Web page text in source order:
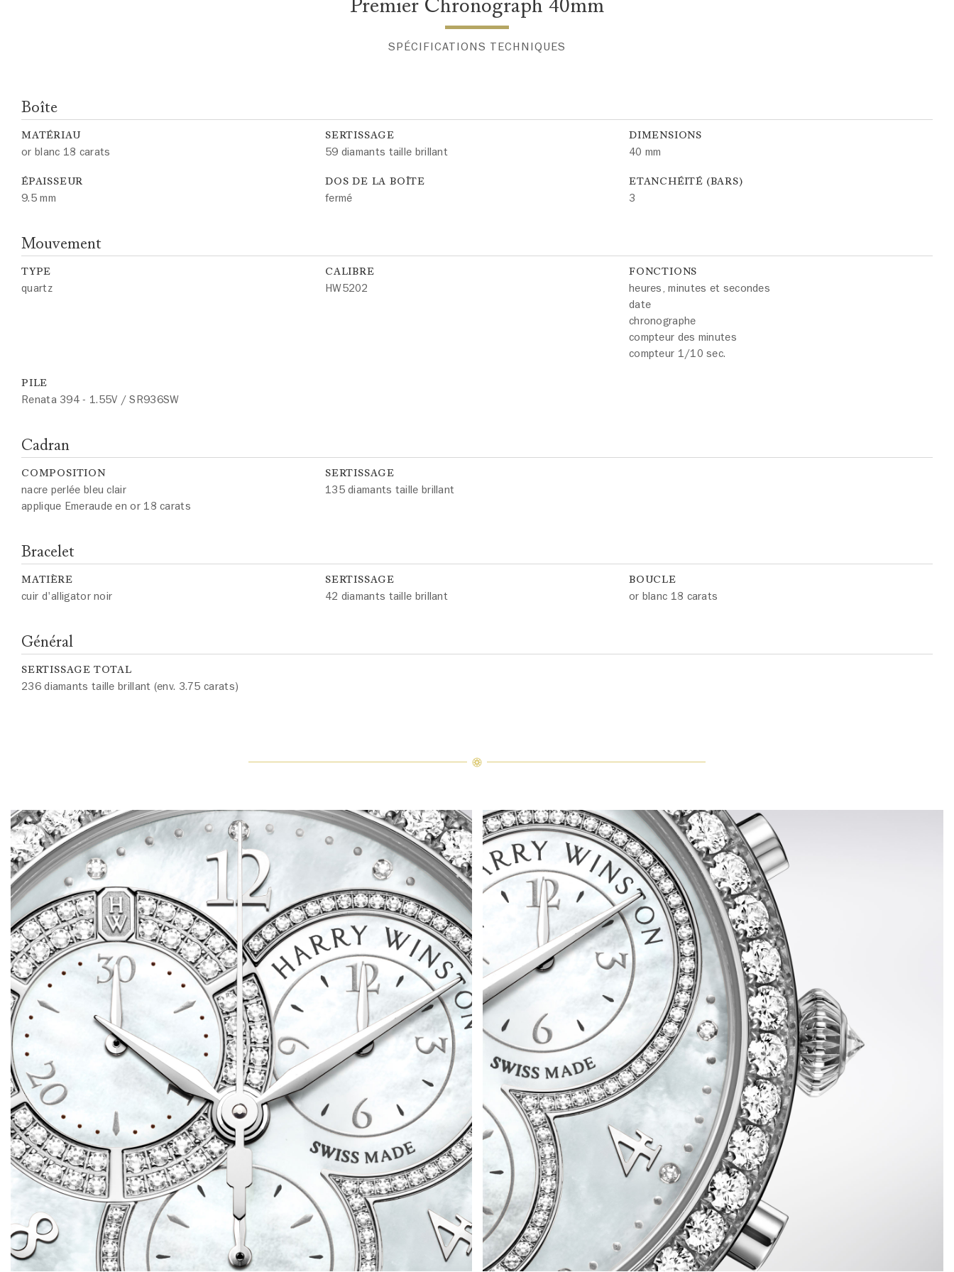
SPÉCIFICATIONS TECHNIQUES
Boîte
MATÉRIAU
or blanc 18 carats
SERTISSAGE
59 diamants taille brillant
DIMENSIONS
40 mm
ÉPAISSEUR
9.5 mm
DOS DE LA BOÎTE
fermé
ETANCHÉITÉ (BARS)
3
Mouvement
TYPE
quartz
CALIBRE
HW5202
FONCTIONS
heures, minutes et secondes
date
chronographe
compteur des minutes
compteur 1/10 sec.
PILE
Renata 394 - 1.55V / SR936SW
Cadran
COMPOSITION
nacre perlée bleu clair
applique Emeraude en or 18 carats
SERTISSAGE
135 diamants taille brillant
Bracelet
MATIÈRE
cuir d'alligator noir
SERTISSAGE
42 diamants taille brillant
BOUCLE
or blanc 18 carats
Général
SERTISSAGE TOTAL
236 diamants taille brillant (env. 3.75 carats)